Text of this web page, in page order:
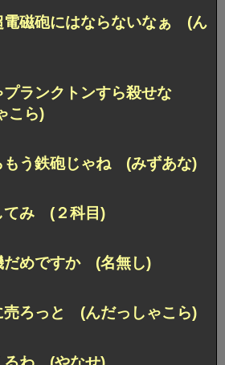
電磁砲にはならないなぁ (ん
ランクトンすら殺せな
こら)
もう鉄砲じゃね (みずあな)
てみ (２科目)
だめですか (名無し)
売ろっと (んだっしゃこら)